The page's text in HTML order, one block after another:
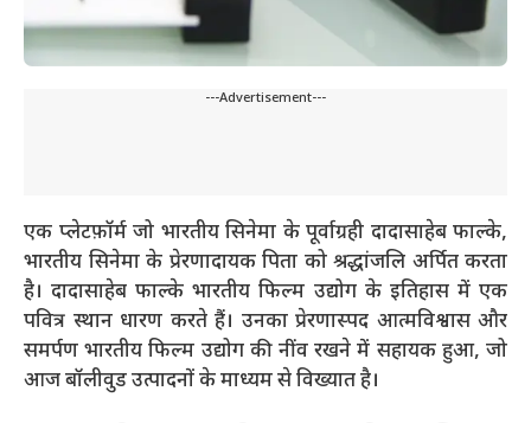
---Advertisement---
एक प्लेटफ़ॉर्म जो भारतीय सिनेमा के पूर्वाग्रही दादासाहेब फाल्के,
भारतीय सिनेमा के प्रेरणादायक पिता को श्रद्धांजलि अर्पित करता
है। दादासाहेब फाल्के भारतीय फिल्म उद्योग के इतिहास में एक
पवित्र स्थान धारण करते हैं। उनका प्रेरणास्पद आत्मविश्वास और
समर्पण भारतीय फिल्म उद्योग की नींव रखने में सहायक हुआ, जो
आज बॉलीवुड उत्पादनों के माध्यम से विख्यात है।